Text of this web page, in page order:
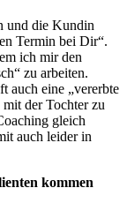
und die Kundin
Termin bei Dir“.
ich mir den
zu arbeiten.
auch eine „vererbte
der Tochter zu
gleich
auch leider in
kommen